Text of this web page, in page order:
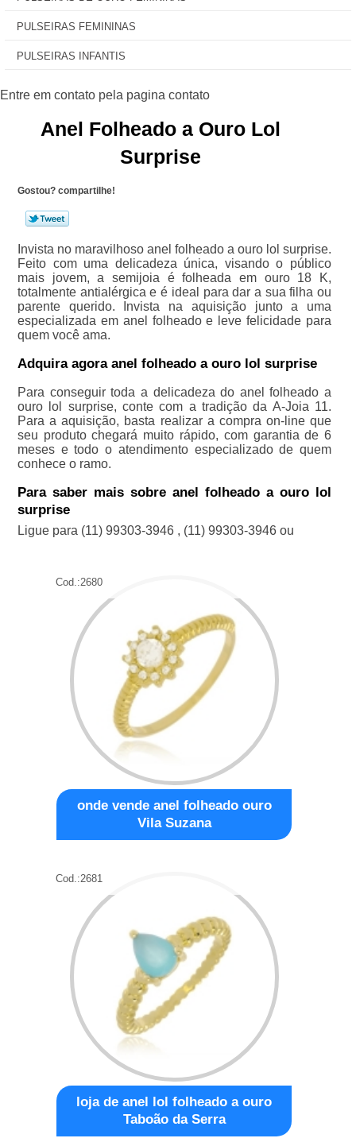
PULSEIRAS FEMININAS
PULSEIRAS INFANTIS
Anel Folheado a Ouro Lol
Surprise
Gostou? compartilhe!
Invista no maravilhoso anel folheado a ouro lol surprise.
Feito com uma delicadeza única, visando o público
mais jovem, a semijoia é folheada em ouro 18 K,
totalmente antialérgica e é ideal para dar a sua filha ou
parente querido. Invista na aquisição junto a uma
especializada em anel folheado e leve felicidade para
quem você ama.
Adquira agora anel folheado a ouro lol surprise
Para conseguir toda a delicadeza do anel folheado a
ouro lol surprise, conte com a tradição da A-Joia 11.
Para a aquisição, basta realizar a compra on-line que
seu produto chegará muito rápido, com garantia de 6
meses e todo o atendimento especializado de quem
conhece o ramo.
Para saber mais sobre anel folheado a ouro lol
surprise
Ligue para (11) 99303-3946, (11) 99303-3946ou
Cod.:2680
onde vende anel folheado ouro
Vila Suzana
Cod.:2681
loja de anel lol folheado a ouro
Taboão da Serra